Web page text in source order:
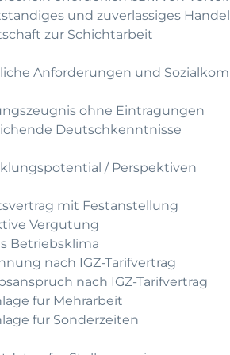
und zuverlassiges
zur Schichtarbeit
Anforderungen und
ohne Eintragungen
Deutschkenntnisse
/ Perspektiven
mit Festanstellung
Vergutung
Betriebsklima
nach IGZ-Tarifvertrag
nach IGZ-Tarifvertrag
fur Mehrarbeit
fur Sonderzeiten